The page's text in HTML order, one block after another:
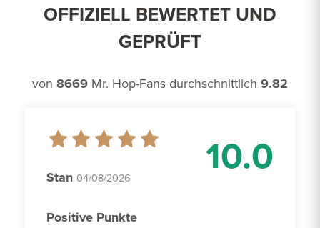
OFFIZIELL BEWERTET UND
GEPRÜFT
von 8669 Mr. Hop-Fans durchschnittlich 9.82
10.0
Stan 04/08/2026
Positive Punkte